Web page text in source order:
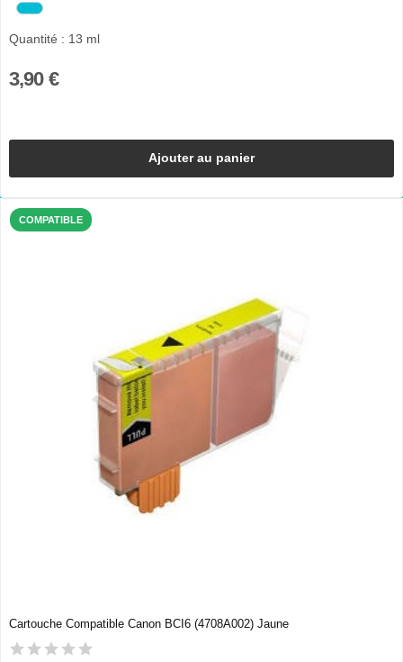
Quantité : 13 ml
3,90 €
Ajouter au panier
COMPATIBLE
Cartouche Compatible Canon BCI6 (4708A002) Jaune